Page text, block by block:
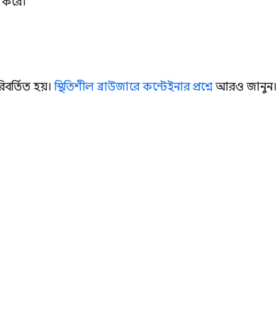
হয়।স্থিতিশীল ব্রাউজারে কন্টেইনার প্রশ্নেআরও জানুন।